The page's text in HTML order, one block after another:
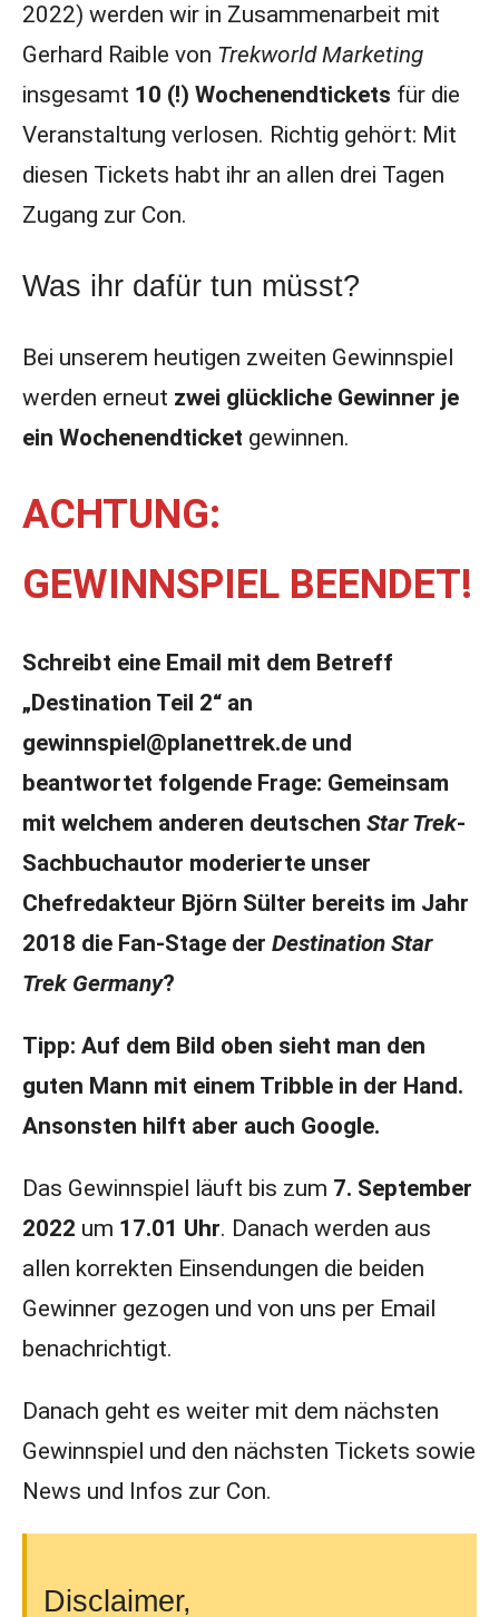
2022) werden wir in Zusammenarbeit mit
Gerhard Raible von Trekworld Marketing
insgesamt 10 (!) Wochenendtickets für die
Veranstaltung verlosen. Richtig gehört: Mit
diesen Tickets habt ihr an allen drei Tagen
Zugang zur Con.
Was ihr dafür tun müsst?
Bei unserem heutigen zweiten Gewinnspiel
werden erneut zwei glückliche Gewinner je
ein Wochenendticket gewinnen.
ACHTUNG:
GEWINNSPIEL BEENDET!
Schreibt eine Email mit dem Betreff
„Destination Teil 2“ an
gewinnspiel@planettrek.de und
beantwortet folgende Frage: Gemeinsam
mit welchem anderen deutschen Star Trek-
Sachbuchautor moderierte unser
Chefredakteur Björn Sülter bereits im Jahr
2018 die Fan-Stage der Destination Star
Trek Germany?
Tipp: Auf dem Bild oben sieht man den
guten Mann mit einem Tribble in der Hand.
Ansonsten hilft aber auch Google.
Das Gewinnspiel läuft bis zum 7. September
2022 um 17.01 Uhr. Danach werden aus
allen korrekten Einsendungen die beiden
Gewinner gezogen und von uns per Email
benachrichtigt.
Danach geht es weiter mit dem nächsten
Gewinnspiel und den nächsten Tickets sowie
News und Infos zur Con.
Disclaimer,